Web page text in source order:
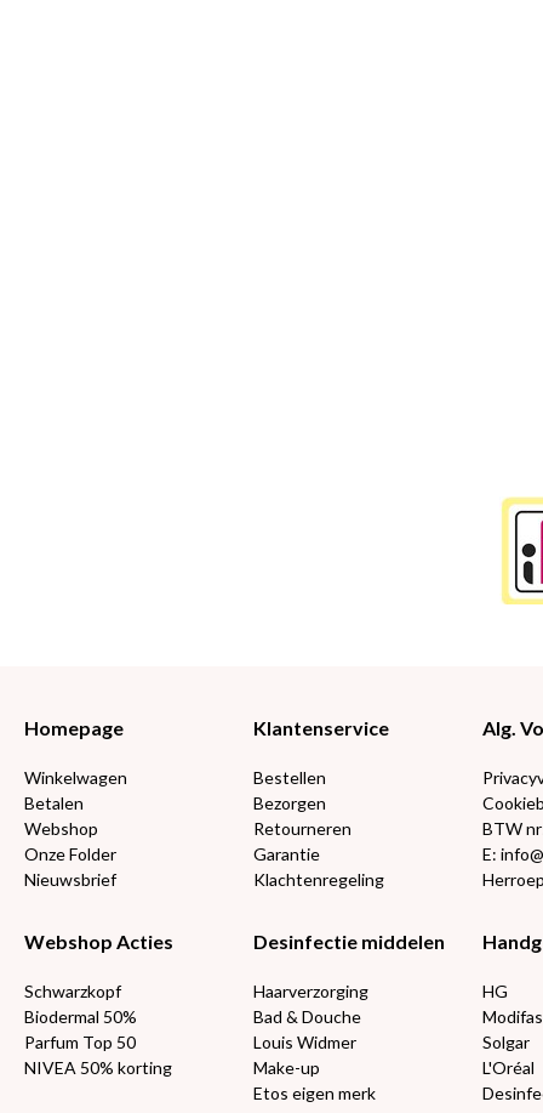
Homepage
Winkelwagen
Betalen
Webshop
Onze Folder
Nieuwsbrief
Klantenservice
Bestellen
Bezorgen
Retourneren
Garantie
Klachtenregeling
Alg.
BTW
E:
Webshop Acties
Schwarzkopf
Biodermal 50%
Parfum Top 50
NIVEA 50% korting
Desinfectie middelen
Haarverzorging
Bad & Douche
Louis Widmer
Make-up
Etos eigen merk
HG
Solgar
L'Oréal